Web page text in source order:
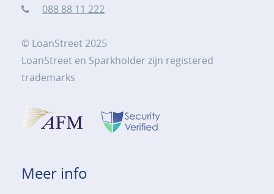
088 88 11 222
© LoanStreet 2025
LoanStreet en Sparkholder zijn registered
trademarks
Meer info